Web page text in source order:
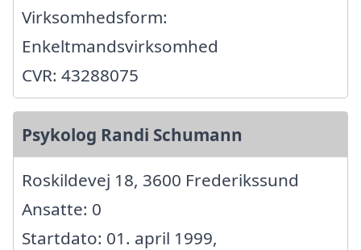
Virksomhedsform:
Enkeltmandsvirksomhed
CVR: 43288075
Psykolog Randi Schumann
Roskildevej 18, 3600 Frederikssund
Ansatte: 0
Startdato: 01. april 1999,